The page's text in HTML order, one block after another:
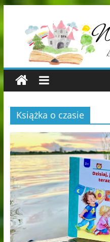
Książka o czasie